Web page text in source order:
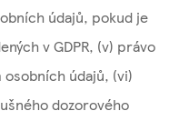
údajů, pokud je
v GDPR, (v) právo
údajů, (vi)
dozorového